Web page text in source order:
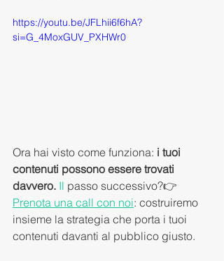
https://youtu.be/JFLhii6f6hA?
si=G_4MoxGUV_PXHWr0
Ora hai visto come funziona: i tuoi
contenuti possono essere trovati
davvero. Il passo successivo?👉
Prenota una call con noi: costruiremo
insieme la strategia che porta i tuoi
contenuti davanti al pubblico giusto.